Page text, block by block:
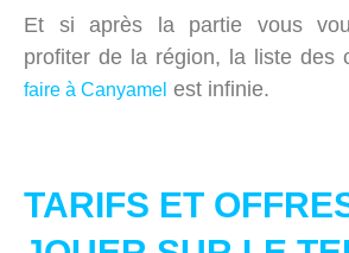
Et si après la partie vous
profiter de la région, la liste des
faire à Canyamel est infinie.
TARIFS ET